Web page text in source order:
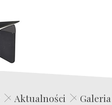
Edwin Film Agencja Aktorska
Aktualności
Galeria